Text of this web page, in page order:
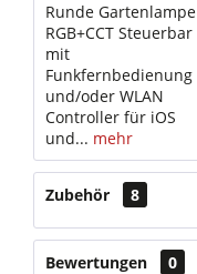
Runde Gartenlampe
RGB+CCT Steuerbar
mit
Funkfernbedienung
und/oder WLAN
Controller für iOS
und... mehr
Zubehör 8
Bewertungen
0